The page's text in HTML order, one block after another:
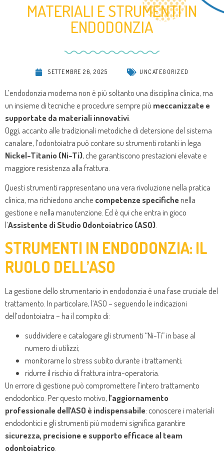
MATERIALI E STRUMENTI IN
ENDODONZIA
SETTEMBRE 26, 2025 UNCATEGORIZED
L’endodonzia moderna non è più soltanto una disciplina clinica, ma
un insieme di tecniche e procedure sempre più meccanizzate e
supportate da materiali innovativi
Oggi, accanto alle tradizionali metodiche di detersione del sistema
canalare, l’odontoiatra può contare su strumenti rotanti in lega
Nickel-Titanio (Ni-Ti), che garantiscono prestazioni elevate e
maggiore resistenza alla frattura.
Questi strumenti rappresentano una vera rivoluzione nella pratica
clinica, ma richiedono anche competenze specifichenella
gestione e nella manutenzione. Ed è qui che entra in gioco
l’Assistente di Studio Odontoiatrico (ASO).
STRUMENTI IN ENDODONZIA: IL
RUOLO DELL’ASO
La gestione dello strumentario in endodonzia è una fase cruciale del
trattamento. In particolare, l’ASO – seguendo le indicazioni
dell’odontoiatra – ha il compito di:
suddividere e catalogare gli strumenti “Ni-Ti” in base al
numero di utilizzi;
monitorarne lo stress subito durante i trattamenti;
ridurre il rischio di frattura intra-operatoria.
Un errore di gestione può compromettere l’intero trattamento
endodontico. Per questo motivo, l’aggiornamento
professionale dell’ASO è indispensabile: conoscere i materiali
endodontici e gli strumenti più moderni significa garantire
sicurezza, precisione e supporto efficace al team
odontoiatrico